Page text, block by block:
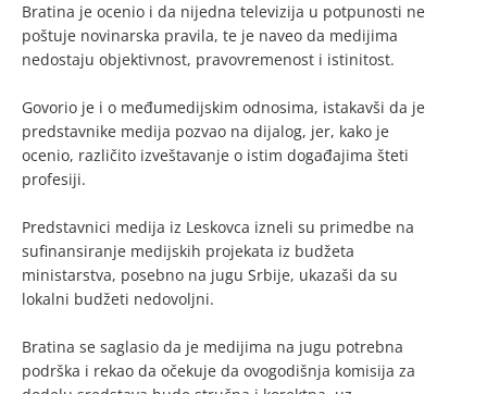
Bratina je ocenio i da nijedna televizija u potpunosti ne
poštuje novinarska pravila, te je naveo da medijima
nedostaju objektivnost, pravovremenost i istinitost.
Govorio je i o međumedijskim odnosima, istakavši da je
predstavnike medija pozvao na dijalog, jer, kako je
ocenio, različito izveštavanje o istim događajima šteti
profesiji.
Predstavnici medija iz Leskovca izneli su primedbe na
sufinansiranje medijskih projekata iz budžeta
ministarstva, posebno na jugu Srbije, ukazaši da su
lokalni budžeti nedovoljni.
Bratina se saglasio da je medijima na jugu potrebna
podrška i rekao da očekuje da ovogodišnja komisija za